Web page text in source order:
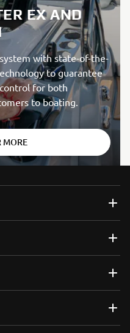
EX AND
with state-of-the-
to guarantee
for both
to boating.
MORE